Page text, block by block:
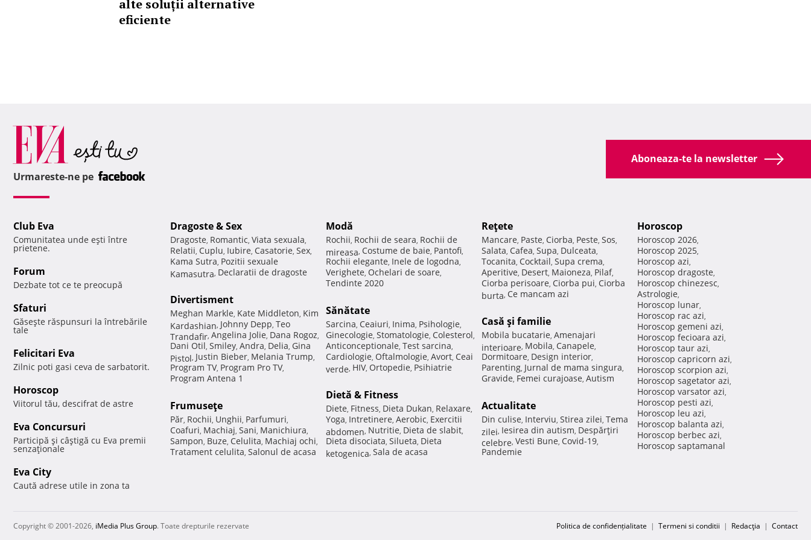
alte soluții alternative
eficiente
Aboneaza-te la newsletter
Urmareste-ne pe
Club Eva
Comunitatea unde eşti între
prietene.
Forum
Dezbate tot ce te preocupă
Sfaturi
Găseşte răspunsuri la întrebările
tale
Felicitari Eva
Zilnic poti gasi ceva de sarbatorit.
Horoscop
Viitorul tău, descifrat de astre
Eva Concursuri
Participă şi câştigă cu Eva premii
senzaţionale
Eva City
Caută adrese utile in zona ta
Dragoste & Sex
Dragoste, Romantic, Viata sexuala,
Relatii, Cuplu, Iubire, Casatorie, Sex,
Kama Sutra, Pozitii sexuale
Kamasutra, Declaratii de dragoste
Divertisment
Meghan Markle, Kate Middleton, Kim
Kardashian, Johnny Depp, Teo
Trandafir, Angelina Jolie, Dana Rogoz,
Dani Otil, Smiley, Andra, Delia, Gina
Pistol, Justin Bieber, Melania Trump,
Program TV, Program Pro TV,
Program Antena 1
Frumuseţe
Păr, Rochii, Unghii, Parfumuri,
Coafuri, Machiaj, Sani, Manichiura,
Sampon, Buze, Celulita, Machiaj ochi,
Tratament celulita, Salonul de acasa
Modă
Rochii, Rochii de seara, Rochii de
mireasa, Costume de baie, Pantofi,
Rochii elegante, Inele de logodna,
Verighete, Ochelari de soare,
Tendinte 2020
Sănătate
Sarcina, Ceaiuri, Inima, Psihologie,
Ginecologie, Stomatologie, Colesterol,
Anticonceptionale, Test sarcina,
Cardiologie, Oftalmologie, Avort, Ceai
verde, HIV, Ortopedie, Psihiatrie
Dietă & Fitness
Diete, Fitness, Dieta Dukan, Relaxare,
Yoga, Intretinere, Aerobic, Exercitii
abdomen, Nutritie, Dieta de slabit,
Dieta disociata, Silueta, Dieta
ketogenica, Sala de acasa
Reţete
Mancare, Paste, Ciorba, Peste, Sos,
Salata, Cafea, Supa, Dulceata,
Tocanita, Cocktail, Supa crema,
Aperitive, Desert, Maioneza, Pilaf,
Ciorba perisoare, Ciorba pui, Ciorba
burta, Ce mancam azi
Casă şi familie
Mobila bucatarie, Amenajari
interioare, Mobila, Canapele,
Dormitoare, Design interior,
Parenting, Jurnal de mama singura,
Gravide, Femei curajoase, Autism
Actualitate
Din culise, Interviu, Stirea zilei, Tema
zilei, Iesirea din autism, Despărţiri
celebre, Vesti Bune, Covid-19,
Pandemie
Horoscop
Horoscop 2026,
Horoscop 2025,
Horoscop azi,
Horoscop dragoste,
Horoscop chinezesc,
Astrologie,
Horoscop lunar,
Horoscop rac azi,
Horoscop gemeni azi,
Horoscop fecioara azi,
Horoscop taur azi,
Horoscop capricorn azi,
Horoscop scorpion azi,
Horoscop sagetator azi,
Horoscop varsator azi,
Horoscop pesti azi,
Horoscop leu azi,
Horoscop balanta azi,
Horoscop berbec azi,
Horoscop saptamanal
Copyright © 2001-2026, iMedia Plus Group. Toate drepturile rezervate Politica de confidențialitate | Termeni si conditii | Redacţia | Contact